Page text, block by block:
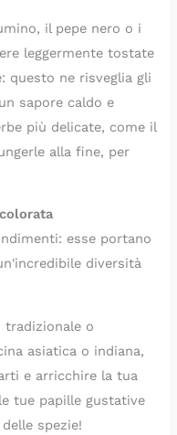
il pepe nero o i
leggermente tostate
questo ne risveglia gli
sapore caldo e
più delicate, come il
alla fine, per
esse portano
diversità
tradizionale o
asiatica o indiana,
e arricchire la tua
tue papille gustative
spezie!